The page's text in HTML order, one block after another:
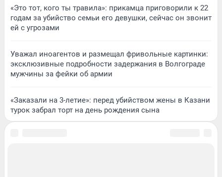
«Это тот, кого ты травила»: прикамца приговорили к 22
годам за убийство семьи его девушки, сейчас он звонит
ей с угрозами
Уважал иноагентов и размещал фривольные картинки:
эксклюзивные подробности задержания в Волгограде
мужчины за фейки об армии
«Заказали на 3-летие»: перед убийством жены в Казани
турок забрал торт на день рождения сына